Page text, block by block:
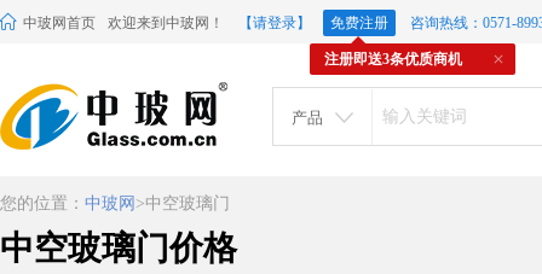
中玻网首页 欢迎来到中玻网！ 【请登录】 免费注册 咨询热线：0571-
注册即送3条优质商机
产品
您的位置： 中玻网 >中空玻璃门
中空玻璃门价格